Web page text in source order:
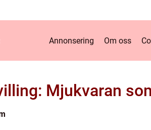
Annonsering Om oss
Mjukvaran